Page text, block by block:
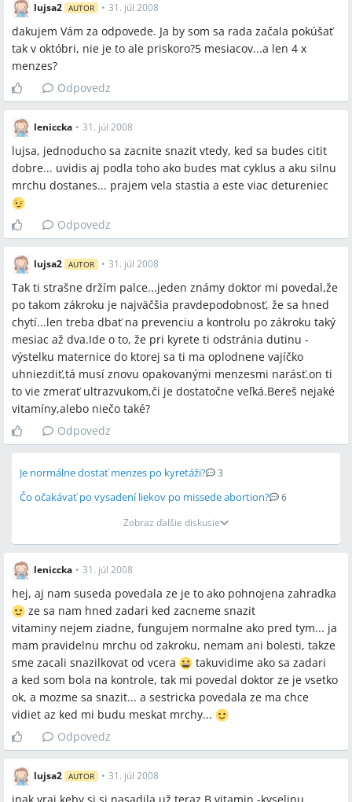
lujsa2 AUTOR • 31. júl 2008
dakujem Vám za odpovede. Ja by som sa rada začala pokúšať
tak v októbri, nie je to ale priskoro?5 mesiacov...a len 4 x
menzes?
Odpovedz
leniccka • 31. júl 2008
lujsa, jednoducho sa zacnite snazit vtedy, ked sa budes citit
dobre... uvidis aj podla toho ako budes mat cyklus a aku silnu
mrchu dostanes... prajem vela stastia a este viac detureniec
Odpovedz
lujsa2 AUTOR • 31. júl 2008
Tak ti strašne držím palce...jeden známy doktor mi povedal,že
po takom zákroku je najväčšia pravdepodobnosť, že sa hned
chytí...len treba dbať na prevenciu a kontrolu po zákroku taký
mesiac až dva.Ide o to, že pri kyrete ti odstránia dutinu -
výstelku maternice do ktorej sa ti ma oplodnene vajíčko
uhniezdiť,tá musí znovu opakovanými menzesmi narásť.on ti
to vie zmerať ultrazvukom,či je dostatočne veľká.Bereš nejaké
vitamíny,alebo niečo také?
Odpovedz
Je normálne dostať menzes po kyretáži? 3
Čo očakávať po vysadení liekov po missede abortion?
6
Zobraz ďalšie diskusie
leniccka • 31. júl 2008
hej, aj nam suseda povedala ze je to ako pohnojena zahradka
ze sa nam hned zadari ked zacneme snazit
vitaminy nejem ziadne, fungujem normalne ako pred tym... ja
mam pravidelnu mrchu od zakroku, nemam ani bolesti, takze
sme zacali snazilkovat od vcera
takuvidime ako sa zadari
a ked som bola na kontrole, tak mi povedal doktor ze je vsetko
ok, a mozme sa snazit... a sestricka povedala ze ma chce
vidiet az ked mi budu meskat mrchy...
Odpovedz
lujsa2 AUTOR • 31. júl 2008